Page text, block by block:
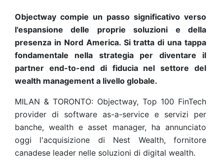
Objectway compie un passo significativo verso
l'espansione delle proprie soluzioni e della
presenza in Nord America. Si tratta di una tappa
fondamentale nella strategia per diventare il
partner end-to-end di fiducia nel settore del
wealth management a livello globale.
MILAN & TORONTO: Objectway, Top 100 FinTech
provider di software as-a-service e servizi per
banche, wealth e asset manager, ha annunciato
oggi l'acquisizione di Nest Wealth, fornitore
canadese leader nelle soluzioni di digital wealth.